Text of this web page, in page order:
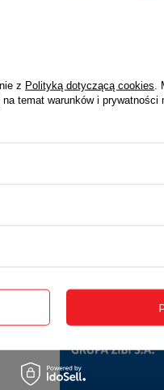
serwisów w całym
z Polityką dotyczącą cookies
temat warunków i